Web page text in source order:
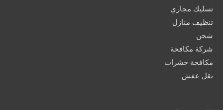
تسليك مجاري
تنظيف منازل
شحن
شركة مكافحة
مكافحة حشرات
نقل عفش